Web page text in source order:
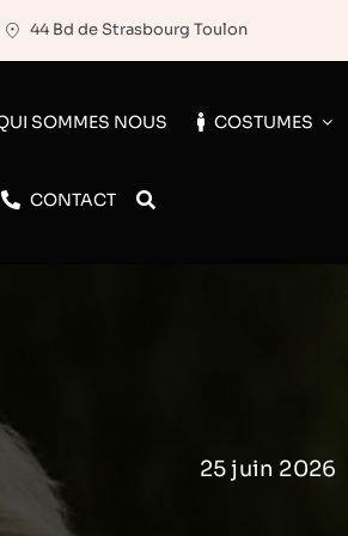
44 Bd de Strasbourg Toulon
SOMMES NOUS COSTUMES
CONTACT
25 juin 2026